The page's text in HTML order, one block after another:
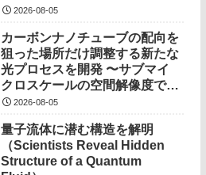
―2026-08-05
カーボンナノチューブの配向を
狙った場所だけ調整する新たな
光プロセスを開発 〜サブマイ
クロスケールの空間解像度で局
所制御、次世代半導体デバイス
2026-08-05
量子流体に潜む構造を解明
（Scientists Reveal Hidden
Structure of a Quantum